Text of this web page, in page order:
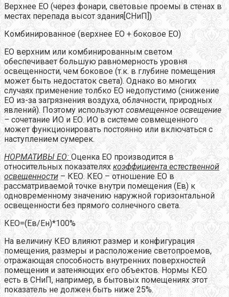
Верхнее ЕО (через фонари, световые проемы в стенах в
местах перепада высот здания[СНиП])
Комбинированное (верхнее ЕО + боковое ЕО)
ЕО верхним или комбинированным светом
обеспечивает большую равномерность уровня
освещенности, чем боковое (т.к. в глубине помещения
может быть недостаток света). Однако во многих
случаях применение толбко ЕО недопустимо (снижение
ЕО из-за загрязнения воздуха, облачности, природных
явлений). Поэтому используют совмещенное освещение
– сочетание ИО и ЕО. ИО в системе совмещенного
может функционировать постоянно или включаться с
наступлением сумерек.
НОРМАТИВЫ ЕО: Оценка ЕО производится в
относительных показателях коэффициента естественной
освещенности – КЕО. КЕО – отношение ЕО в
рассматриваемой точке внутри помещения (Ев) к
одновременному значению наружной горизонтальной
освещенности без прямого солнечного света.
КЕО=(Ев/Ен)*100%
На величину КЕО влияют размер и конфигурация
помещения, размеры и расположение светопроемов,
отражающая способность внутренних поверхностей
помещения и затеняющих его объектов. Нормы КЕО
есть в СНиП, например, в бытовых помещениях этот
показатель не должен быть ниже 25%.